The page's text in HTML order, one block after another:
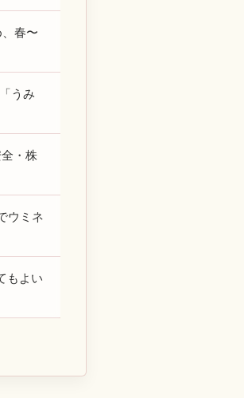
春〜
うみ
・株
ウミネ
もよい